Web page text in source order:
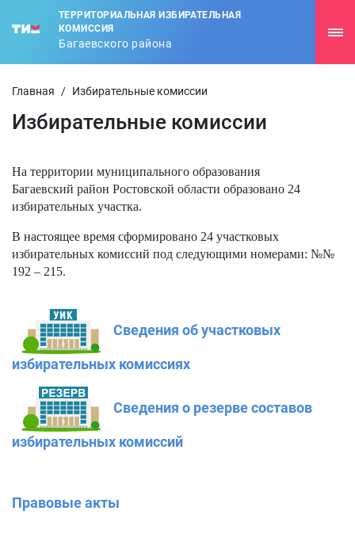
ТЕРРИТОРИАЛЬНАЯ ИЗБИРАТЕЛЬНАЯ
КОМИССИЯ
Багаевского района
Главная / Избирательные комиссии
Избирательные комиссии
На территории муниципального образования
Багаевский район Ростовской области образовано 24
избирательных участка.
В настоящее время сформировано 24 участковых
избирательных комиссий под следующими номерами: №№
192 – 215.
Сведения об участковых
избирательных комиссиях
Сведения о резерве составов
избирательных комиссий
Правовые акты